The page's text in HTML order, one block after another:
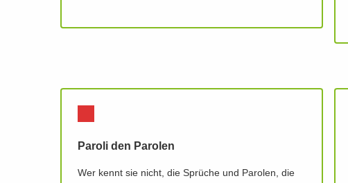
Paroli den Parolen
Wer kennt sie nicht, die Sprüche und Parolen, die